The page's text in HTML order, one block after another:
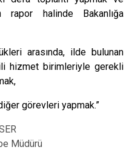
rapor halinde Bakanlığa
arasında, ilde bulunan
hizmet birimleriyle gerekli
görevleri yapmak.”
Müdürü